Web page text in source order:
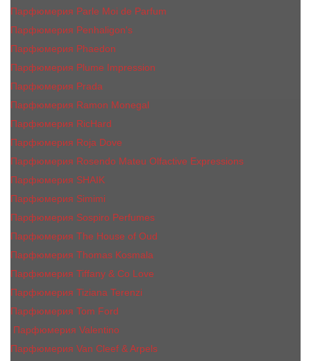
Парфюмерия Parle Moi de Parfum
Парфюмерия Penhaligon's
Парфюмерия Phaedon
Парфюмерия Plume Impression
Парфюмерия Prada
Парфюмерия Ramon Monegal
Парфюмерия RicHard
Парфюмерия Roja Dove
Парфюмерия Rosendo Mateu Olfactive Expressions
Парфюмерия SHAIK
Парфюмерия Simimi
Парфюмерия Sospiro Perfumes
Парфюмерия The House of Oud
Парфюмерия Thomas Kosmala
Парфюмерия Tiffany & Co Love
Парфюмерия Tiziana Terenzi
Парфюмерия Tom Ford
Парфюмерия Valentino
Парфюмерия Van Cleef & Arpels